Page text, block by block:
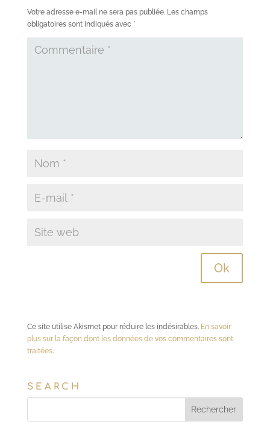
Votre adresse e-mail ne sera pas publiée. Les champs
obligatoires sont indiqués avec *
Ce site utilise Akismet pour réduire les indésirables. En savoir
plus sur la façon dont les données de vos commentaires sont
traitées.
SEARCH